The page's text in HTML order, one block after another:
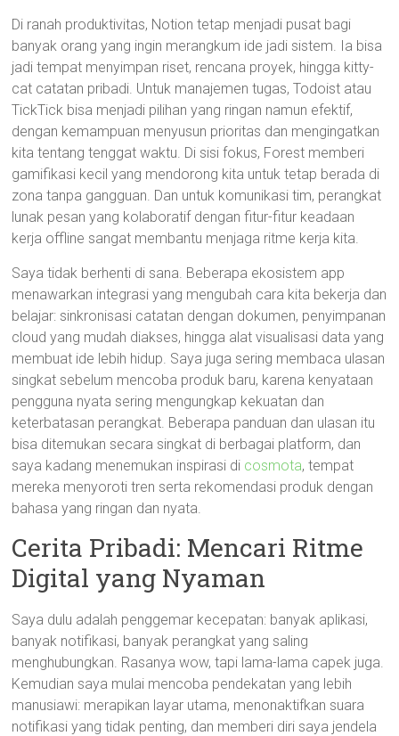
Di ranah produktivitas, Notion tetap menjadi pusat bagi
banyak orang yang ingin merangkum ide jadi sistem. Ia bisa
jadi tempat menyimpan riset, rencana proyek, hingga kitty-
cat catatan pribadi. Untuk manajemen tugas, Todoist atau
TickTick bisa menjadi pilihan yang ringan namun efektif,
dengan kemampuan menyusun prioritas dan mengingatkan
kita tentang tenggat waktu. Di sisi fokus, Forest memberi
gamifikasi kecil yang mendorong kita untuk tetap berada di
zona tanpa gangguan. Dan untuk komunikasi tim, perangkat
lunak pesan yang kolaboratif dengan fitur-fitur keadaan
kerja offline sangat membantu menjaga ritme kerja kita.
Saya tidak berhenti di sana. Beberapa ekosistem app
menawarkan integrasi yang mengubah cara kita bekerja dan
belajar: sinkronisasi catatan dengan dokumen, penyimpanan
cloud yang mudah diakses, hingga alat visualisasi data yang
membuat ide lebih hidup. Saya juga sering membaca ulasan
singkat sebelum mencoba produk baru, karena kenyataan
pengguna nyata sering mengungkap kekuatan dan
keterbatasan perangkat. Beberapa panduan dan ulasan itu
bisa ditemukan secara singkat di berbagai platform, dan
saya kadang menemukan inspirasi di cosmota, tempat
mereka menyoroti tren serta rekomendasi produk dengan
bahasa yang ringan dan nyata.
Cerita Pribadi: Mencari Ritme
Digital yang Nyaman
Saya dulu adalah penggemar kecepatan: banyak aplikasi,
banyak notifikasi, banyak perangkat yang saling
menghubungkan. Rasanya wow, tapi lama-lama capek juga.
Kemudian saya mulai mencoba pendekatan yang lebih
manusiawi: merapikan layar utama, menonaktifkan suara
notifikasi yang tidak penting, dan memberi diri saya jendela